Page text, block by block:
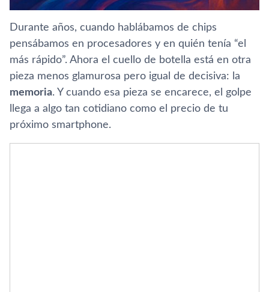
Durante años, cuando hablábamos de chips
pensábamos en procesadores y en quién tenía “el
más rápido”. Ahora el cuello de botella está en otra
pieza menos glamurosa pero igual de decisiva: la
memoria. Y cuando esa pieza se encarece, el golpe
llega a algo tan cotidiano como el precio de tu
próximo smartphone.